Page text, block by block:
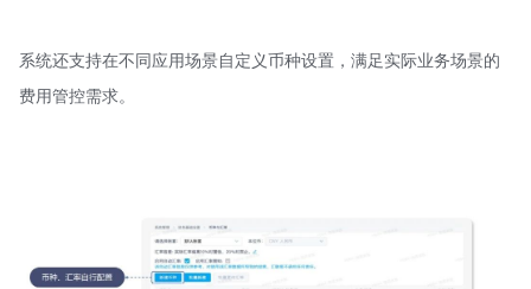
系统还支持在不同应用场景自定义币种设置，满足实际业务场景的
费用管控需求。